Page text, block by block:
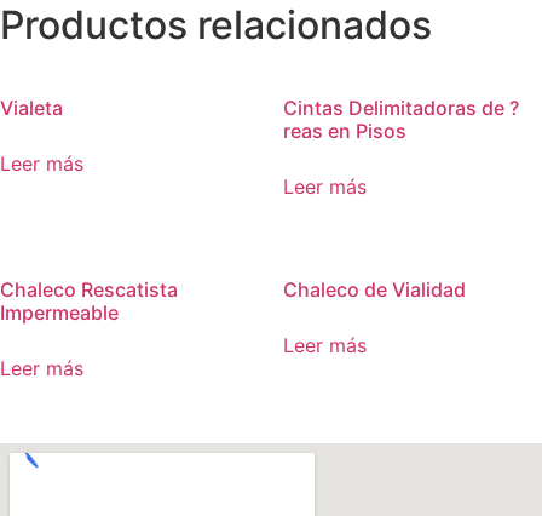
Productos relacionados
Vialeta
Leer más
Cintas Delimitadoras de ?
reas en Pisos
Leer más
Chaleco Rescatista
Impermeable
Leer más
Chaleco de Vialidad
Leer más